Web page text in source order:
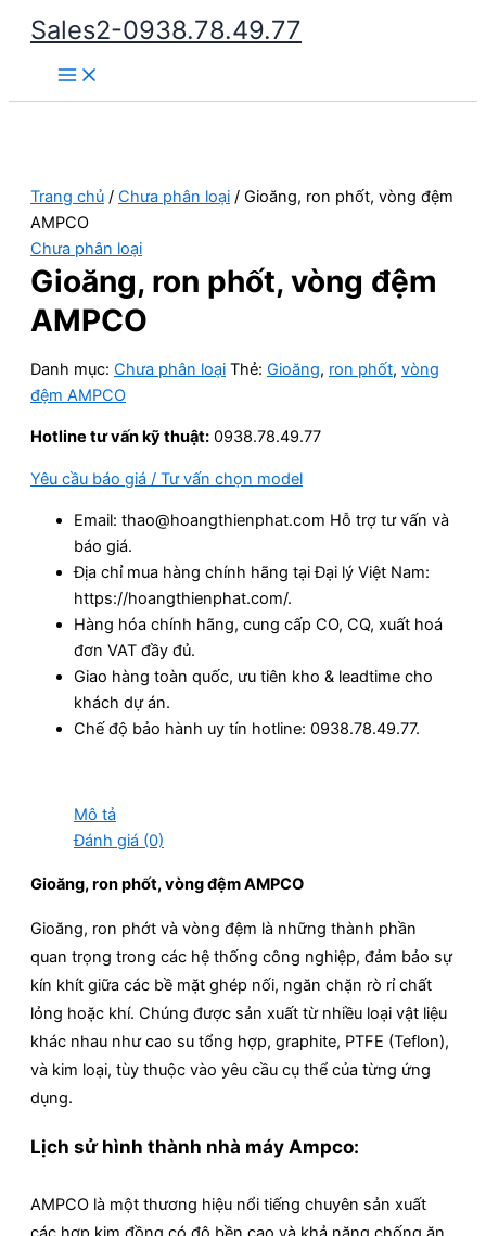
Nhảy
dung
Sales2-0938.78.49.77
Main
Menu
Trang chủ / Chưa phân loại / Gioăng, ron phốt, vòng đệm
AMPCO
Chưa phân loại
Gioăng, ron phốt, vòng đệm
AMPCO
Danh mục: Chưa phân loại Thẻ: Gioăng, ron phốt, vòng
đệm AMPCO
Hotline tư vấn kỹ thuật: 0938.78.49.77
Yêu cầu báo giá / Tư vấn chọn model
Email: thao@hoangthienphat.com Hỗ trợ tư vấn và
báo giá.
Địa chỉ mua hàng chính hãng tại Đại lý Việt Nam:
https://hoangthienphat.com/.
Hàng hóa chính hãng, cung cấp CO, CQ, xuất hoá
đơn VAT đầy đủ.
Giao hàng toàn quốc, ưu tiên kho & leadtime cho
khách dự án.
Chế độ bảo hành uy tín hotline: 0938.78.49.77.
Mô tả
Đánh giá (0)
Gioăng, ron phốt, vòng đệm AMPCO
Gioăng, ron phớt và vòng đệm là những thành phần
quan trọng trong các hệ thống công nghiệp, đảm bảo sự
kín khít giữa các bề mặt ghép nối, ngăn chặn rò rỉ chất
lỏng hoặc khí. Chúng được sản xuất từ nhiều loại vật liệu
khác nhau như cao su tổng hợp, graphite, PTFE (Teflon),
và kim loại, tùy thuộc vào yêu cầu cụ thể của từng ứng
dụng.
Lịch sử hình thành nhà máy Ampco:
AMPCO là một thương hiệu nổi tiếng chuyên sản xuất